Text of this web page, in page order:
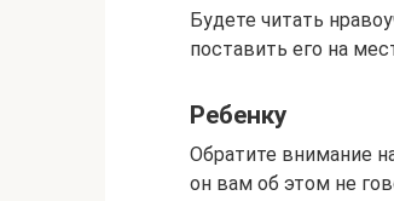
Будете читать
поставить его на
Ребенку
Обратите внимание
он вам об этом не